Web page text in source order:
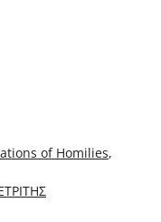
of Homilies,